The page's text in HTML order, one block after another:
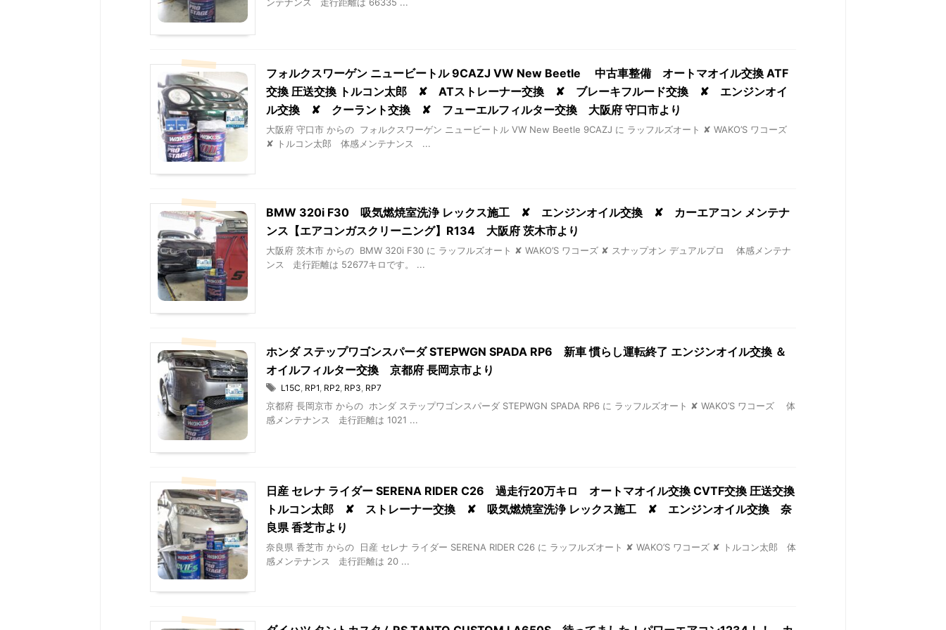
ンテナンス 走行距離は 66335 ...
フォルクスワーゲン ニュービートル 9CAZJ VW New Beetle 中古車整備 オートマオイル交換 ATF
交換 圧送交換 トルコン太郎 ✘ ATストレーナー交換 ✘ ブレーキフルード交換 ✘ エンジンオイ
ル交換 ✘ クーラント交換 ✘ フューエルフィルター交換 大阪府 守口市より
大阪府 守口市 からの フォルクスワーゲン ニュービートル VW New Beetle 9CAZJ に ラッフルズオート ✘ WAKO’S ワコーズ
✘ トルコン太郎 体感メンテナンス ...
BMW 320i F30 吸気燃焼室洗浄 レックス施工 ✘ エンジンオイル交換 ✘ カーエアコン メンテナ
ンス【エアコンガスクリーニング】R134 大阪府 茨木市より
大阪府 茨木市 からの BMW 320i F30 に ラッフルズオート ✘ WAKO’S ワコーズ ✘ スナップオン デュアルプロ 体感メンテナ
ンス 走行距離は 52677キロです。 ...
ホンダ ステップワゴンスパーダ STEPWGN SPADA RP6 新車 慣らし運転終了 エンジンオイル交換 ＆
オイルフィルター交換 京都府 長岡京市より
L15C, RP1, RP2, RP3, RP7
京都府 長岡京市 からの ホンダ ステップワゴンスパーダ STEPWGN SPADA RP6 に ラッフルズオート ✘ WAKO’S ワコーズ 体
感メンテナンス 走行距離は 1021 ...
日産 セレナ ライダー SERENA RIDER C26 過走行20万キロ オートマオイル交換 CVTF交換 圧送交換
トルコン太郎 ✘ ストレーナー交換 ✘ 吸気燃焼室洗浄 レックス施工 ✘ エンジンオイル交換 奈
良県 香芝市より
奈良県 香芝市 からの 日産 セレナ ライダー SERENA RIDER C26 に ラッフルズオート ✘ WAKO’S ワコーズ ✘ トルコン太郎 体
感メンテナンス 走行距離は 20 ...